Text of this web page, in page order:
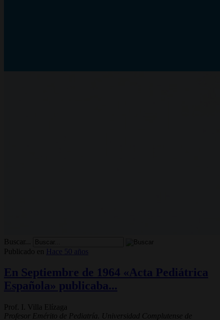
Buscar...
Publicado en
Hace 50 años
En Septiembre de 1964 «Acta Pediátrica
Española» publicaba...
Prof. I. Villa Elízaga
Profesor Emérito de Pediatría. Universidad Complutense de